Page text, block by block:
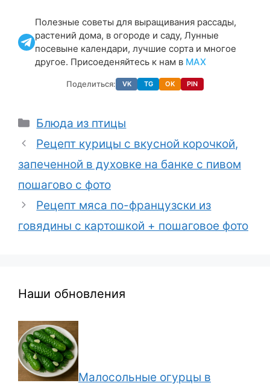
Полезные советы для выращивания рассады,
растений дома, в огороде и саду, Лунные
посевыне календари, лучшие сорта и многое
другое. Присоеденяйтесь к нам в МАХ
Поделиться: VK TG OK PIN
Рубрики
Блюда из птицы
Рецепт курицы с вкусной корочкой,
запеченной в духовке на банке с пивом
пошагово с фото
Рецепт мяса по-французски из
говядины с картошкой + пошаговое фото
Наши обновления
Малосольные огурцы в